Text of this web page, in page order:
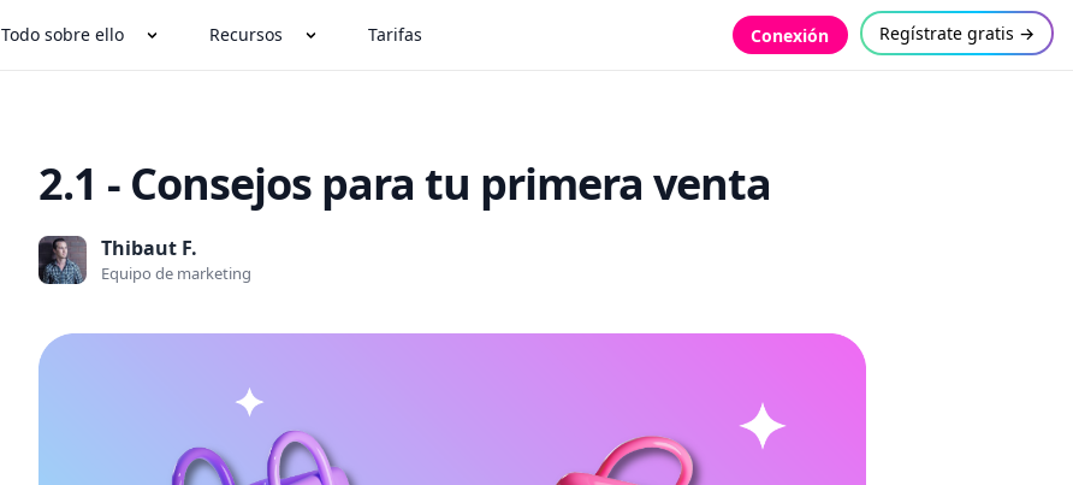
Todo sobre ello Recursos Tarifas Conexión Regístrate gratis →
2.1 - Consejos para tu primera venta
Thibaut F.
Equipo de marketing